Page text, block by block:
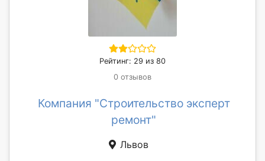
Рейтинг: 29 из 80
0 отзывов
Компания "Строительство эксперт
ремонт"
Львов